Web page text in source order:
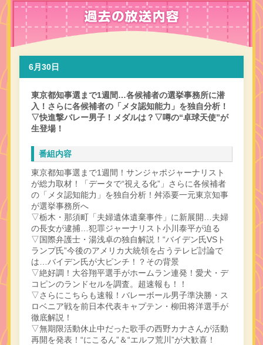
6月30日
東京都知事選まで1週間…各候補者の選挙事務所に潜
入！さらに各候補者の「メタ認知能力」を独自分析！
▽快進撃バレー男子！メダルは？▽噂の“卓球天使”が
生登場！
番組内容
東京都知事選まで1週間！サンジャポジャーナリスト
が総力取材！「データで“視える化”」さらに各候補者
の「メタ認知能力」を独自分析！舛添要一元東京知事
が選挙事務所へ
▽栃木・那須町「夫婦遺体遺棄事件」に新展開…夫婦
の長女が逮捕…犯罪ジャーナリスト小川泰平が迫る
▽国際弁護士・湯浅卓の独自解説！“バイデン氏VSト
ランプ氏”今後のアメリカ大統領を占うテレビ討論で
は…バイデン氏が大ピンチ！？その背景
▽絶好調！大谷翔平選手がホームラン連発！愛犬・デ
コピンのランドセルを調査。超速報も！！
▽さらにこちらも速報！バレーボール男子準決勝・ス
ロベニア戦を前日本代表キャプテン・柳田将洋選手が
徹底解説！
▽無期限活動休止中だった歌手の西野カナさんが活動
再開を発表！“にこるん”＆“エルフ荒川”が大歓喜！